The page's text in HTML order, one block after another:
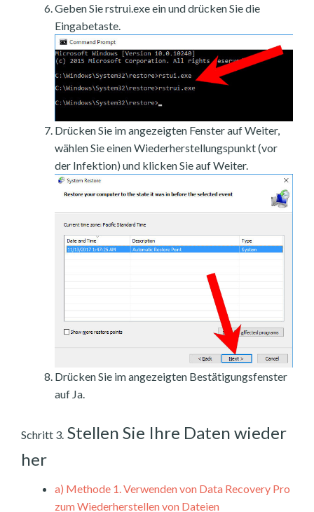
Geben Sie rstrui.exe ein und drücken Sie die
Eingabetaste.
Drücken Sie im angezeigten Fenster auf Weiter,
wählen Sie einen Wiederherstellungspunkt (vor
der Infektion) und klicken Sie auf Weiter.
Drücken Sie im angezeigten Bestätigungsfenster
auf Ja.
Schritt 3. Stellen Sie Ihre Daten wieder
her
a) Methode 1. Verwenden von Data Recovery Pro
zum Wiederherstellen von Dateien